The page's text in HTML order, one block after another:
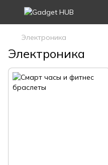
Электроника
Электроника